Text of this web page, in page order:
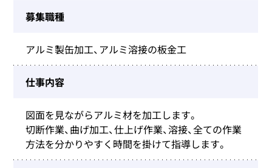
募集職種
アルミ製缶加工、アルミ溶接の板金工
仕事内容
図面を見ながらアルミ材を加工します。
切断作業、曲げ加工、仕上げ作業、溶接、全ての作業
方法を分かりやすく時間を掛けて指導します。